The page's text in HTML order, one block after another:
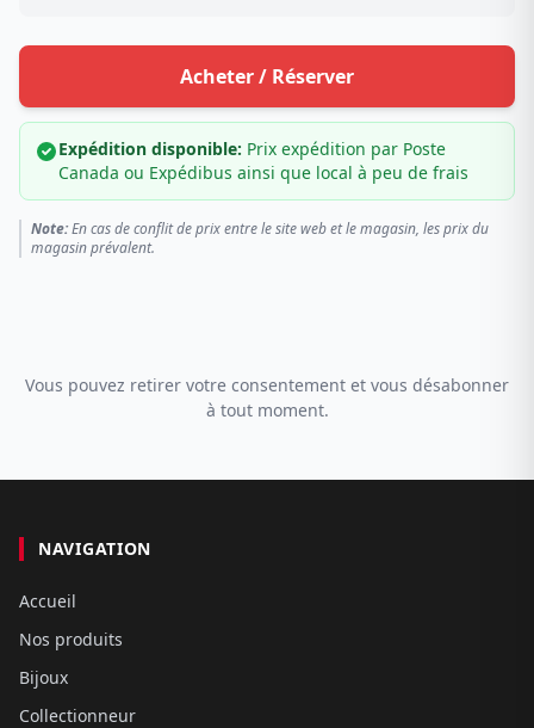
Acheter / Réserver
Expédition disponible: Prix expédition par Poste
Canada ou Expédibus ainsi que local à peu de frais
Note:En cas de conflit de prix entre le site web et le magasin, les prix du
magasin prévalent.
Vous pouvez retirer votre consentement et vous désabonner
à tout moment.
NAVIGATION
Accueil
Nos produits
Bijoux
Collectionneur